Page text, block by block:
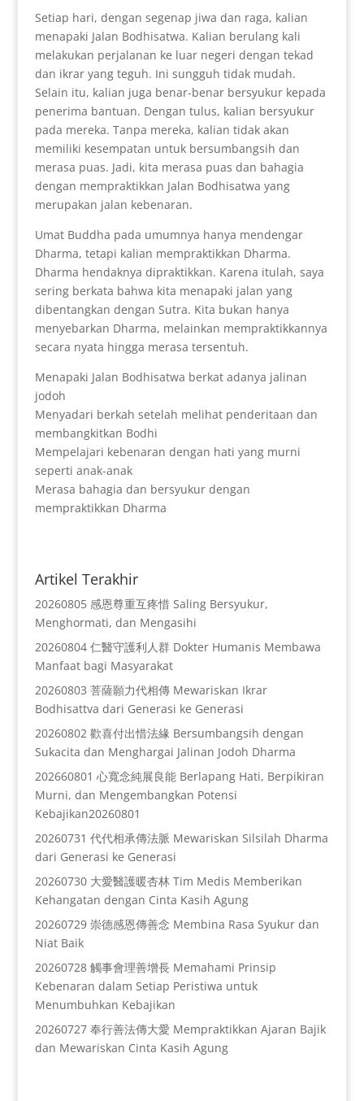
Setiap hari, dengan segenap jiwa dan raga, kalian
menapaki Jalan Bodhisatwa. Kalian berulang kali
melakukan perjalanan ke luar negeri dengan tekad
dan ikrar yang teguh. Ini sungguh tidak mudah.
Selain itu, kalian juga benar-benar bersyukur kepada
penerima bantuan. Dengan tulus, kalian bersyukur
pada mereka. Tanpa mereka, kalian tidak akan
memiliki kesempatan untuk bersumbangsih dan
merasa puas. Jadi, kita merasa puas dan bahagia
dengan mempraktikkan Jalan Bodhisatwa yang
merupakan jalan kebenaran.
Umat Buddha pada umumnya hanya mendengar
Dharma, tetapi kalian mempraktikkan Dharma.
Dharma hendaknya dipraktikkan. Karena itulah, saya
sering berkata bahwa kita menapaki jalan yang
dibentangkan dengan Sutra. Kita bukan hanya
menyebarkan Dharma, melainkan mempraktikkannya
secara nyata hingga merasa tersentuh.
Menapaki Jalan Bodhisatwa berkat adanya jalinan
jodoh
Menyadari berkah setelah melihat penderitaan dan
membangkitkan Bodhi
Mempelajari kebenaran dengan hati yang murni
seperti anak-anak
Merasa bahagia dan bersyukur dengan
mempraktikkan Dharma
Artikel Terakhir
20260805 感恩尊重互疼惜 Saling Bersyukur,
Menghormati, dan Mengasihi
20260804 仁醫守護利人群 Dokter Humanis Membawa
Manfaat bagi Masyarakat
20260803 菩薩願力代相傳 Mewariskan Ikrar
Bodhisattva dari Generasi ke Generasi
20260802 歡喜付出惜法緣 Bersumbangsih dengan
Sukacita dan Menghargai Jalinan Jodoh Dharma
202660801 心寬念純展良能 Berlapang Hati, Berpikiran
Murni, dan Mengembangkan Potensi
Kebajikan20260801
20260731 代代相承傳法脈 Mewariskan Silsilah Dharma
dari Generasi ke Generasi
20260730 大愛醫護暖杏林 Tim Medis Memberikan
Kehangatan dengan Cinta Kasih Agung
20260729 崇德感恩傳善念 Membina Rasa Syukur dan
Niat Baik
20260728 觸事會理善增長 Memahami Prinsip
Kebenaran dalam Setiap Peristiwa untuk
Menumbuhkan Kebajikan
20260727 奉行善法傳大愛 Mempraktikkan Ajaran Bajik
dan Mewariskan Cinta Kasih Agung